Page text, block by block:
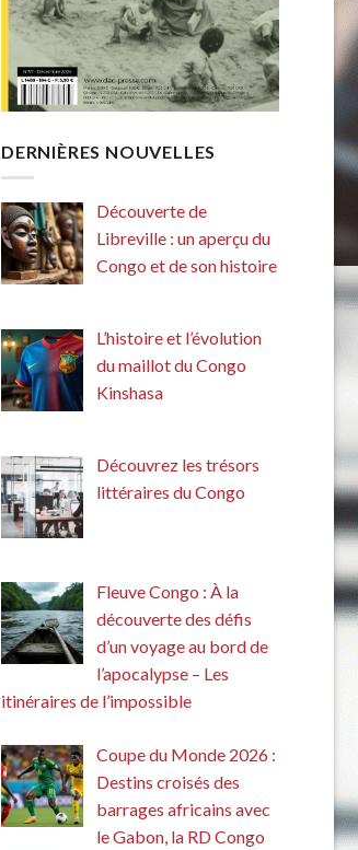
DERNIÈRES NOUVELLES
Découverte de
Libreville : un aperçu du
Congo et de son histoire
L’histoire et l’évolution
du maillot du Congo
Kinshasa
Découvrez les trésors
littéraires du Congo
Fleuve Congo : À la
découverte des défis
d’un voyage au bord de
l’apocalypse – Les
itinéraires de l’impossible
Coupe du Monde 2026 :
Destins croisés des
barrages africains avec
le Gabon, la RD Congo